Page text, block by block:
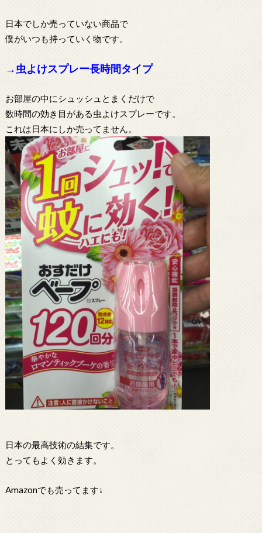
日本でしか売っていない商品で
僕がいつも持っていく物です。
→虫よけスプレー長時間タイプ
お部屋の中にシュッシュとまくだけで
数時間の効き目がある虫よけスプレーです。
これは日本にしか売ってません。
日本の最高技術の結集です。
とってもよく効きます。
Amazonでも売ってます↓